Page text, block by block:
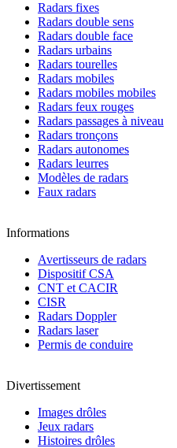
Radars fixes
Radars double sens
Radars double face
Radars urbains
Radars tourelles
Radars mobiles
Radars mobiles mobiles
Radars feux rouges
Radars passages à niveau
Radars tronçons
Radars autonomes
Radars leurres
Modèles de radars
Faux radars
Informations
Avertisseurs de radars
Dispositif CSA
CNT et CACIR
CISR
Radars Doppler
Radars laser
Permis de conduire
Divertissement
Images drôles
Jeux radars
Histoires drôles